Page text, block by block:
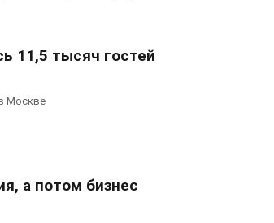
11,5 тысяч гостей
Москве
а потом бизнес